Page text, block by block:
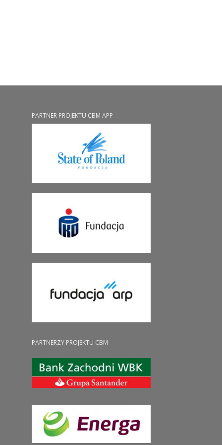
PARTNER PROJEKTU CBM APP
PARTNERZY PROJEKTU CBM